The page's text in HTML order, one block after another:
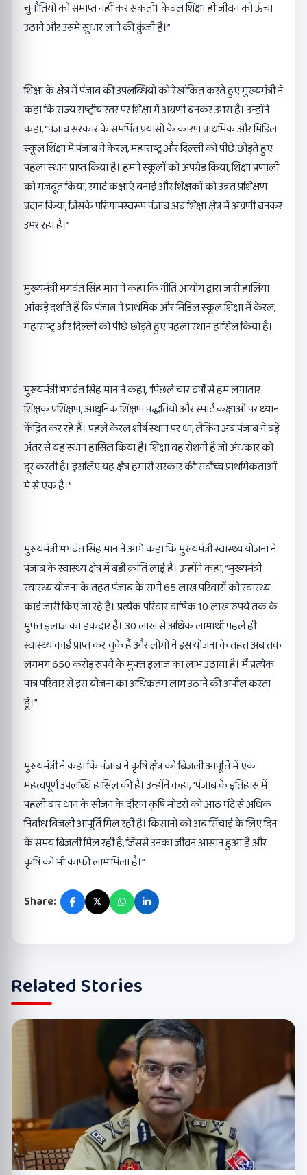
चुनौतियों को समाप्त नहीं कर सकती। केवल शिक्षा ही जीवन को ऊंचा
उठाने और उसमें सुधार लाने की कुंजी है।”
शिक्षा के क्षेत्र में पंजाब की उपलब्धियों को रेखांकित करते हुए मुख्यमंत्री ने
कहा कि राज्य राष्ट्रीय स्तर पर शिक्षा में अग्रणी बनकर उभरा है। उन्होंने
कहा, “पंजाब सरकार के समर्पित प्रयासों के कारण प्राथमिक और मिडिल
स्कूल शिक्षा में पंजाब ने केरल, महाराष्ट्र और दिल्ली को पीछे छोड़ते हुए
पहला स्थान प्राप्त किया है। हमने स्कूलों को अपग्रेड किया, शिक्षा प्रणाली
को मजबूत किया, स्मार्ट कक्षाएं बनाई और शिक्षकों को उन्नत प्रशिक्षण
प्रदान किया, जिसके परिणामस्वरूप पंजाब अब शिक्षा क्षेत्र में अग्रणी बनकर
उभर रहा है।”
मुख्यमंत्री भगवंत सिंह मान ने कहा कि नीति आयोग द्वारा जारी हालिया
आंकड़े दर्शाते हैं कि पंजाब ने प्राथमिक और मिडिल स्कूल शिक्षा में केरल,
महाराष्ट्र और दिल्ली को पीछे छोड़ते हुए पहला स्थान हासिल किया है।
मुख्यमंत्री भगवंत सिंह मान ने कहा, “पिछले चार वर्षों से हम लगातार
शिक्षक प्रशिक्षण, आधुनिक शिक्षण पद्धतियों और स्मार्ट कक्षाओं पर ध्यान
केंद्रित कर रहे हैं। पहले केरल शीर्ष स्थान पर था, लेकिन अब पंजाब ने बड़े
अंतर से यह स्थान हासिल किया है। शिक्षा वह रोशनी है जो अंधकार को
दूर करती है। इसलिए यह क्षेत्र हमारी सरकार की सर्वोच्च प्राथमिकताओं
में से एक है।”
मुख्यमंत्री भगवंत सिंह मान ने आगे कहा कि मुख्यमंत्री स्वास्थ्य योजना ने
पंजाब के स्वास्थ्य क्षेत्र में बड़ी क्रांति लाई है। उन्होंने कहा, “मुख्यमंत्री
स्वास्थ्य योजना के तहत पंजाब के सभी 65 लाख परिवारों को स्वास्थ्य
कार्ड जारी किए जा रहे हैं। प्रत्येक परिवार वार्षिक 10 लाख रुपये तक के
मुफ्त इलाज का हकदार है। 30 लाख से अधिक लाभार्थी पहले ही
स्वास्थ्य कार्ड प्राप्त कर चुके हैं और लोगों ने इस योजना के तहत अब तक
लगभग 650 करोड़ रुपये के मुफ्त इलाज का लाभ उठाया है। मैं प्रत्येक
पात्र परिवार से इस योजना का अधिकतम लाभ उठाने की अपील करता
हूं।”
मुख्यमंत्री ने कहा कि पंजाब ने कृषि क्षेत्र को बिजली आपूर्ति में एक
महत्वपूर्ण उपलब्धि हासिल की है। उन्होंने कहा, “पंजाब के इतिहास में
पहली बार धान के सीजन के दौरान कृषि मोटरों को आठ घंटे से अधिक
निर्बाध बिजली आपूर्ति मिल रही है। किसानों को अब सिंचाई के लिए दिन
के समय बिजली मिल रही है, जिससे उनका जीवन आसान हुआ है और
कृषि को भी काफी लाभ मिला है।”
Share:
Related Stories